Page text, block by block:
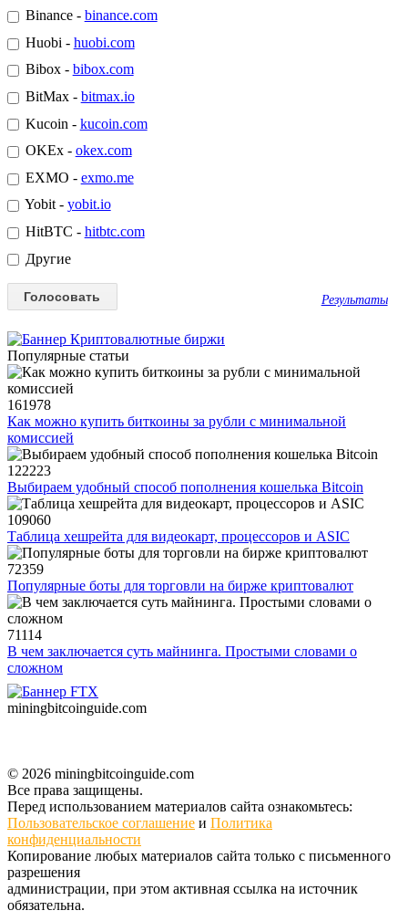
Binance - binance.com
Huobi - huobi.com
Bibox - bibox.com
BitMax - bitmax.io
Kucoin - kucoin.com
OKEx - okex.com
EXMO - exmo.me
Yobit - yobit.io
HitBTC - hitbtc.com
Другие
Результаты
Популярные статьи
161978
Как можно купить биткоины за рубли с минимальной
комиссией
122223
Выбираем удобный способ пополнения кошелька Bitcoin
109060
Таблица хешрейта для видеокарт, процессоров и ASIC
72359
Популярные боты для торговли на бирже криптовалют
71114
В чем заключается суть майнинга. Простыми словами о
сложном
miningbitcoinguide.com
© 2026 miningbitcoinguide.com
Все права защищены.
Перед использованием материалов сайта ознакомьтесь:
Пользовательское соглашение и Политика
конфиденциальности
Копирование любых материалов сайта только с письменного
разрешения
администрации, при этом активная ссылка на источник
обязательна.